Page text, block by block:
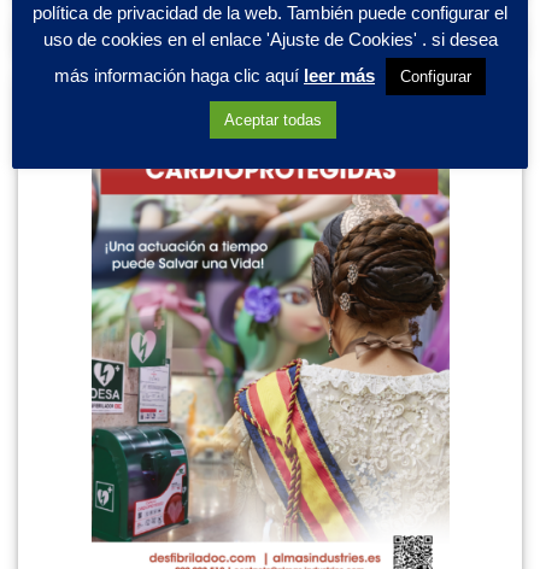
política de privacidad de la web. También puede configurar el
uso de cookies en el enlace 'Ajuste de Cookies' . si desea
más información haga clic aquí leer más Configurar
Aceptar todas